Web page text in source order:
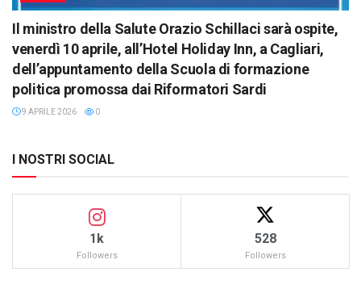
Il ministro della Salute Orazio Schillaci sarà ospite,
venerdì 10 aprile, all’Hotel Holiday Inn, a Cagliari,
dell’appuntamento della Scuola di formazione
politica promossa dai Riformatori Sardi
9 APRILE 2026 0
I NOSTRI SOCIAL
1k
Followers
528
Followers